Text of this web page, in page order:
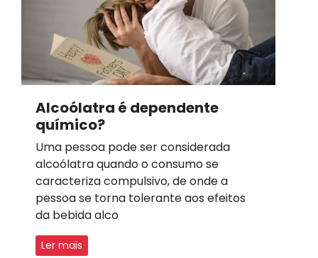
Alcoólatra é dependente
químico?
Uma pessoa pode ser considerada
alcoólatra quando o consumo se
caracteriza compulsivo, de onde a
pessoa se torna tolerante aos efeitos
da bebida alco
Ler mais